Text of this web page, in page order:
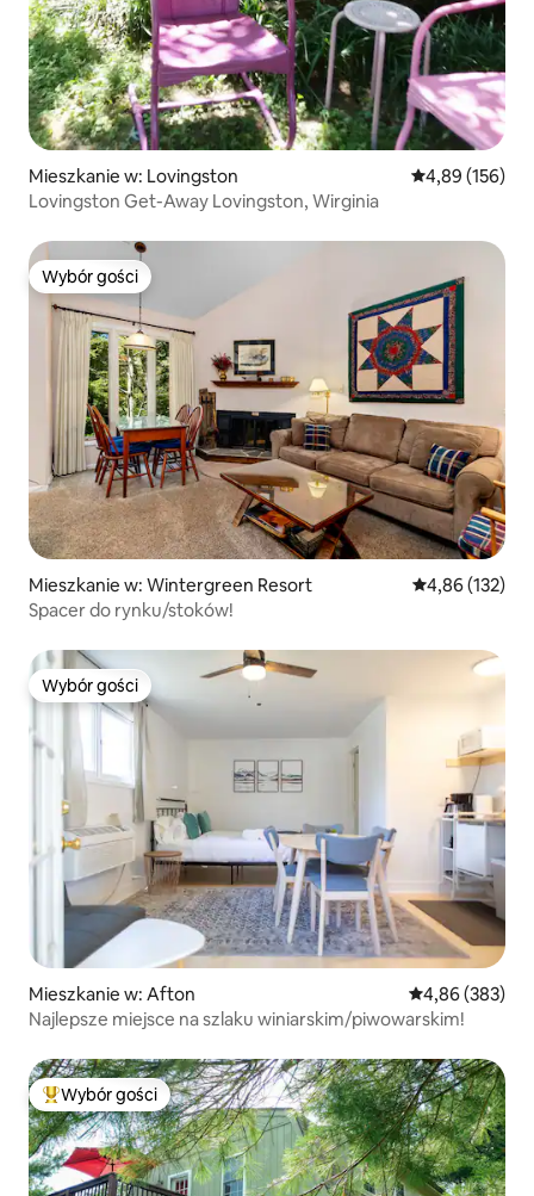
Mieszkanie w: Lovingston Średnia
4,89 (156)
Lovingston Get-Away Lovingston, Wirginia
Wybór gości
Wybór gości
Mieszkanie w: Wintergreen Resort Średnia
4,86 (132)
Spacer do rynku/stoków!
Wybór gości
Wybór gości
Mieszkanie w: Afton Średnia
4,86 (383)
Najlepsze miejsce na szlaku winiarskim/piwowarskim!
Najpopularniejsze z kategorii Wybór gości
Wybór gości